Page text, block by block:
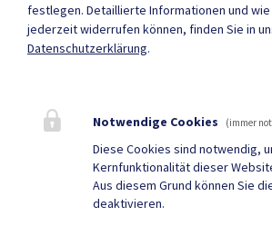
ID - Austria
Hochzeit
Sport & Freizeit
Neuigkeiten
Kundmachungen
festlegen. Detaillierte Informationen und wie
jederzeit widerrufen können, finden Sie in
Datenschutzerklärung.
Notwendige Cookies (immer
Diese Cookies sind notwendig,
Kernfunktionalität dieser
Aus diesem Grund können Sie
deaktivieren.